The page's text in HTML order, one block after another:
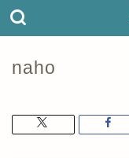
naho